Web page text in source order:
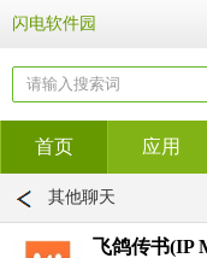
闪电软件园
首页 应用
其他聊天
飞鸽传书(IP